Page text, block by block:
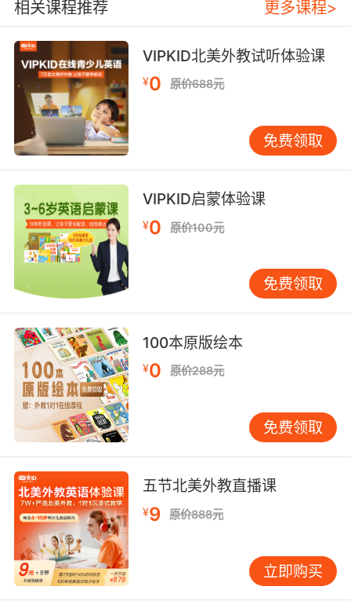
少儿英语家教一对一好处二：英语教学特点方面
一对一的英语辅导因为老师对学生的情况更加的
了解，所以在课程辅导上会更加的全面、连贯、
系统，老师会根据孩子的情况对学习的内容详细
的分类，然后再根据孩子的情况分块进行教学，
这样就可以做到学习更加的有规律、更加的清
少儿英语家教一对一好处三：学习环境方面
一对一的学习是一个老师、一个学生、一间教
较的少，孩子的英语学习效率就会被大大的提
升。而且在这样的环境下孩子和老师之间的交流
会比较多，通过这些交流老师可以及时的掌握孩
子的学习情况，帮助孩子将知识点都在课堂上掌
握住。
少儿英语家教一对一好处四：英语学习特点方面
一对一教学方式可以帮助孩子锻炼自主学习英语
的能力，帮助孩子早早的适应一个人学习的氛
围，这样学习习惯的养成对孩子日后各方面的学
习都会有很大的帮助的。
相关课程推荐 更多课程>
VIPKID北美外教试听体验课
¥0 原价688元
免费领取
VIPKID启蒙体验课
¥0 原价100元
免费领取
100本原版绘本
¥0 原价288元
免费领取
五节北美外教直播课
¥9 原价888元
立即购买